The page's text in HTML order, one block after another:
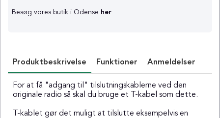
Besøg vores butik i Odense her
Produktbeskrivelse Funktioner Anmeldelser
For at få "adgang til" tilslutningskablerne ved den
originale radio så skal du bruge et T-kabel som dette.
T-kablet gør det muligt at tilslutte eksempelvis en